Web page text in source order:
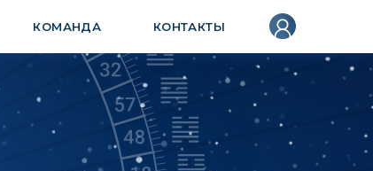
КОМАНДА КОНТАКТЫ